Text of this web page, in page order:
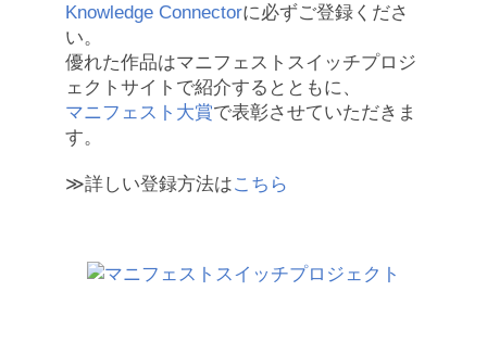
Knowledge Connectorに必ずご登録くださ
い。
優れた作品はマニフェストスイッチプロジ
ェクトサイトで紹介するとともに、
マニフェスト大賞で表彰させていただきま
す。
≫詳しい登録方法はこちら